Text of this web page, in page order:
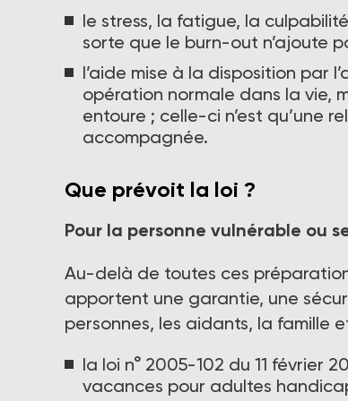
le stress, la fatigue, la
sorte que le burn-out n’ajoute
l’aide mise à la disposition par
opération normale dans la vie,
entoure ; celle-ci n’est qu’une
accompagnée.
Que prévoit la loi ?
Pour la personne vulnérable ou
Au-delà de toutes ces
apportent une garantie, une
personnes, les aidants, la famille
la loi n° 2005-102 du 11 février
vacances pour adultes